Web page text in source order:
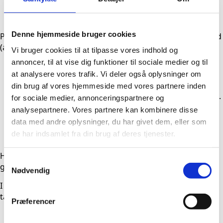
Denne hjemmeside bruger cookies
Vi bruger cookies til at tilpasse vores indhold og
annoncer, til at vise dig funktioner til sociale medier og til
at analysere vores trafik. Vi deler også oplysninger om
din brug af vores hjemmeside med vores partnere inden
for sociale medier, annonceringspartnere og
analysepartnere. Vores partnere kan kombinere disse
data med andre oplysninger, du har givet dem, eller som
de har indsamlet fra din brug af deres tjenester.
Nødvendig
Præferencer
Programmet er tilpasset færgetiderne, som ser således ud
(ændringer kan forekomme):
Færgeafgang fra Kalundborg kl. 8.55 (Samsoelinjen)
og retur kl. 16.30
Færgeafgang fra Århus kl. 9.00 (til Samsø) og retur kl.
15.15
Færgeafgang fra Hou kl. 9.30 (til Samsø) og retur kl.
15.45
Husk at bestille plads på færgerne, også selvom I er
gående.
I kan vælge at tage med vores efterskolebus, hvis I ikke
tager bilen med til Samsø. Afgang med skolebussen fra: